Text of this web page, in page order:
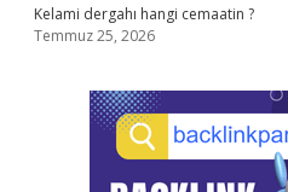
Kelami dergahı hangi cemaatin ?
Temmuz 25, 2026